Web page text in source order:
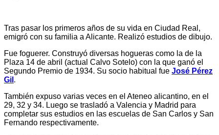
Tras pasar los primeros años de su vida en Ciudad Real,
emigró con su familia a Alicante. Realizó estudios de dibujo.
Fue foguerer. Construyó diversas hogueras como la de la
Plaza 14 de abril (actual Calvo Sotelo) con la que ganó el
Segundo Premio de 1934. Su socio habitual fue José Pérez
Gil .
También expuso varias veces en el Ateneo alicantino, en el
29, 32 y 34. Luego se trasladó a Valencia y Madrid para
completar sus estudios en las escuelas de San Carlos y San
Fernando respectivamente.